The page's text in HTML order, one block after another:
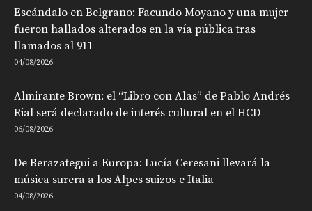
Escándalo en Belgrano: Facundo Moyano y una mujer
fueron hallados alterados en la vía pública tras
llamados al 911
04/08/2026
Almirante Brown: el “Libro con Alas” de Pablo Andrés
Rial será declarado de interés cultural en el HCD
06/08/2026
De Berazategui a Europa: Lucía Ceresani llevará la
música surera a los Alpes suizos e Italia
04/08/2026